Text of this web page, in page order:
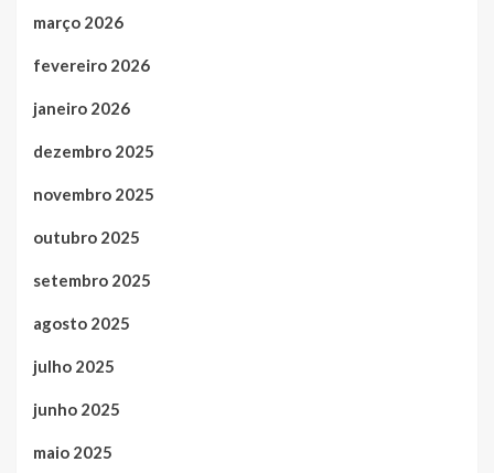
março 2026
fevereiro 2026
janeiro 2026
dezembro 2025
novembro 2025
outubro 2025
setembro 2025
agosto 2025
julho 2025
junho 2025
maio 2025